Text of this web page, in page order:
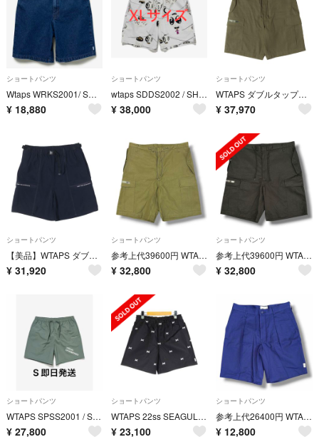
ショートパンツ
Wtaps WRKS2001/ SHORTS /COTTON.DENIM
¥ 18,880
ショートパンツ
wtaps SDDS2002 / SHORTS / COTTON. XL
¥ 38,000
ショートパンツ
WTAPS ダブルタップス パンツ オリーブドラブ サイズ:L 26SS コットンキャンバス ミリタリー カーゴショーツ MILS0001 SHORTS / COTTON. CNVS ボトムス ショートパンツ【メンズ】【中古】
¥ 37,970
ショートパンツ
【美品】WTAPS ダブルタップス パンツ ネイビー 紺 サイズ:L 23SS ジップポケット イージー ショーツ SPSS2001 / SHORTS /POLY. TWILL ボトムス ショートパンツ【メンズ】【中古】
¥ 31,920
ショートパンツ
参考上代39600円 WTAPS 26SS MILS0001 / SHORTS / COTTON カーゴショーツ ハーフパンツ ダブルタップス 261WVDT-PTM07 カーキ 3 （19189M）
¥ 32,800
ショートパンツ
参考上代39600円 WTAPS 26SS MILS0001 / SHORTS / COTTON カーゴショーツ ハーフパンツ ダブルタップス 261WVDT-PTM07 ブラック 3 （19188M）
¥ 32,800
ショートパンツ
WTAPS SPSS2001 / SHORTS / NYLON. TUSSAH.
¥ 27,800
ショートパンツ
WTAPS 22ss SEAGULL 03 SHORTS OXFORD CROSSBONE BLACK サイズ2 221TQDT-PTM06
¥ 23,100
ショートパンツ
参考上代26400円 WTAPS 25SS S/S WTAPS WRKS2001 / SHORTS タックショーツ ハーフパンツ ダブルタップス 251TQDT-PTM07 ブルー 2 （12937M）
¥ 12,800